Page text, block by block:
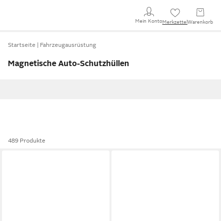
Mein KontoMerkzettel Warenkorb
Startseite Fahrzeugausrüstung
Magnetische Auto-Schutzhüllen
489 Produkte